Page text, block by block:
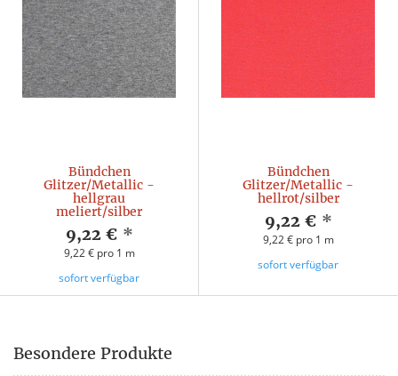
Bündchen
Glitzer/Metallic -
hellgrau
meliert/silber
9,22 € *
9,22 € pro 1 m
sofort verfügbar
Bündchen
Glitzer/Metallic -
hellrot/silber
9,22 € *
9,22 € pro 1 m
sofort verfügbar
Besondere Produkte